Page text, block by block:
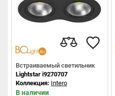
Встраиваемый светильник
Lightstar i9270707
Коллекция: Intero
В наличии